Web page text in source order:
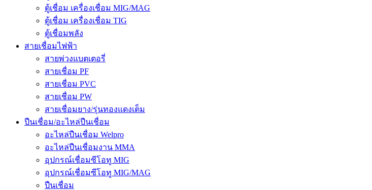
ตู้เชื่อม เครื่องเชื่อม MIG/MAG
ตู้เชื่อม เครื่องเชื่อม TIG
ตู้เชื่อมพลัง
สายเชื่อมไฟฟ้า
สายพ่วงแบตเตอรี่
สายเชื่อม PF
สายเชื่อม PVC
สายเชื่อม PW
สายเชื่อมยาง/รุ่นทองแดงเต็ม
ปืนเชื่อม/อะไหล่ปืนเชื่อม
อะไหล่ปืนเชื่อม Welpro
อะไหล่ปืนเชื่อมงาน MMA
อุปกรณ์เชื่อมซีโอทู MIG
อุปกรณ์เชื่อมซีโอทู MIG/MAG
ปืนเชื่อม